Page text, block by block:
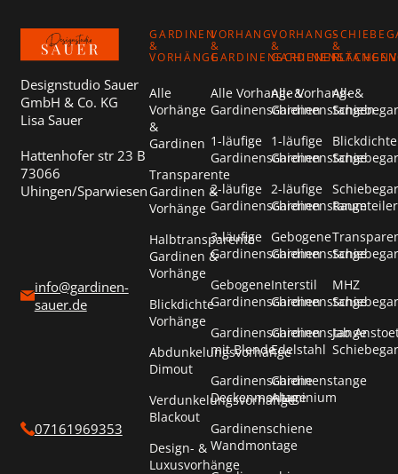
Designstudio Sauer
GmbH & Co. KG
Lisa Sauer
Hattenhofer str 23 B
73066
Uhingen/Sparwiesen
info@gardinen-
sauer.de
07161969353
GARDINEN
&
VORHÄNGE
Alle
Vorhänge
&
Gardinen
Transparente
Gardinen &
Vorhänge
Halbtransparente
Gardinen &
Vorhänge
Blickdichte
Vorhänge
Abdunkelungsvorhänge
Dimout
Verdunkelungsvorhänge
Blackout
Design- &
Luxusvorhänge
VORHANG-
&
GARDINENSCHIENEN
Alle Vorhang- &
Gardinenschienen
1-läufige
Gardinenschienen
2-läufige
Gardinenschienen
3-läufige
Gardinenschienen
Gebogene
Gardinenschienen
Gardinenschienen
mit Blende
Gardinenschiene
Deckenmontage
Gardinenschiene
Wandmontage
VORHANG-
&
GARDINENSTANGEN
Alle Vorhang- &
Gardinenstangen
1-läufige
Gardinenstange
2-läufige
Gardinenstange
Gebogene
Gardinenstange
Interstil
Gardinenstange
Gardinenstange
Edelstahl
Gardinenstange
Aluminium
&
Alle
Blickdichte
Raumteiler
MHZ
Jab